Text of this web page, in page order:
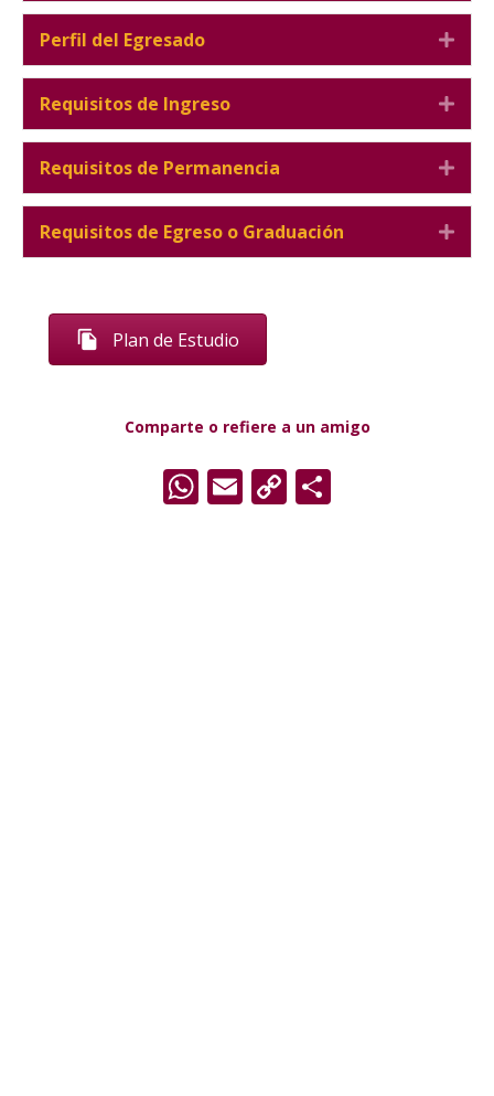
Perfil del Egresado
Requisitos de Ingreso
Requisitos de Permanencia
Requisitos de Egreso o Graduación
Plan de Estudio
Comparte o refiere a un amigo
WhatsApp
Email
Copy
Link